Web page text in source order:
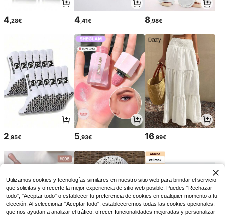
4 ,28€ 4 ,41€ 8 ,98€
2 ,95€ 5 ,93€ 16 ,99€
Utilizamos cookies y tecnologías similares en nuestro sitio web para brindar el servicio
que solicitas y ofrecerte la mejor experiencia de sitio web posible. Puedes "Rechazar
todo", "Aceptar todo" o establecer tu preferencia de cookies en cualquier momento a tu
elección. Al seleccionar "Aceptar todo", estableceremos todas las cookies opcionales,
que nos ayudan a analizar el tráfico, ofrecer funcionalidades mejoradas y personalizar